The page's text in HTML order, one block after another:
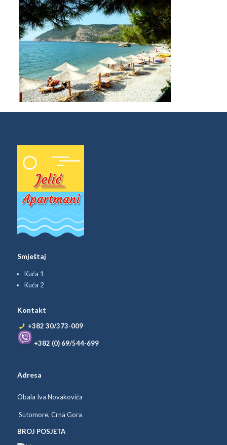
Smještaj
Kuća 1
Kuća 2
Kontakt
+382 30/373-009
+382 (0) 69/544-699
Adresa
Obala Iva Novakovića
Sutomore, Crna Gora
BROJ POSJETA